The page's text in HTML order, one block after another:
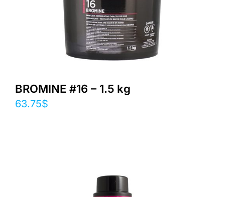
BROMINE #16 – 1.5 kg
63.75$